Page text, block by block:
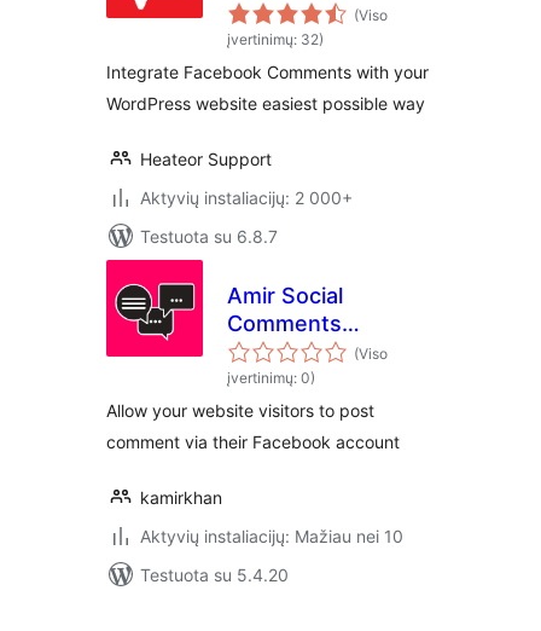
(Viso
įvertinimų: 32)
Integrate Facebook Comments with your
WordPress website easiest possible way
Heateor Support
Aktyvių instaliacijų: 2 000+
Testuota su 6.8.7
Amir Social
Comments
WordPress
(Viso
įvertinimų: 0)
Allow your website visitors to post
comment via their Facebook account
kamirkhan
Aktyvių instaliacijų: Mažiau nei 10
Testuota su 5.4.20